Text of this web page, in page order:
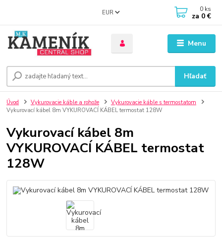
Menu
EUR
Hľadať
0 ks
za 0 €
Úvod Vykurovacie káble a rohože
Vykurovacie káble s termostatom
Vykurovací kábel 8m VYKUROVACÍ KÁBEL termostat 128W
Vykurovací kábel 8m
VYKUROVACÍ KÁBEL termostat
128W